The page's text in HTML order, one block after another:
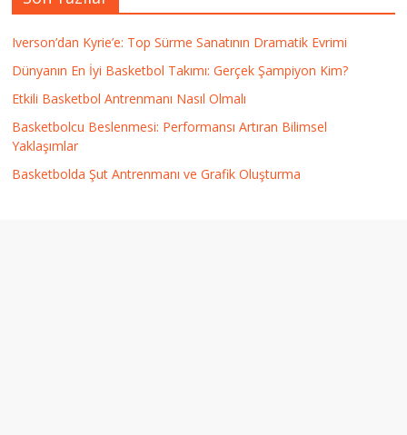
Iverson’dan Kyrie’e: Top Sürme Sanatının Dramatik Evrimi
Dünyanın En İyi Basketbol Takımı: Gerçek Şampiyon Kim?
Etkili Basketbol Antrenmanı Nasıl Olmalı
Basketbolcu Beslenmesi: Performansı Artıran Bilimsel
Yaklaşımlar
Basketbolda Şut Antrenmanı ve Grafik Oluşturma